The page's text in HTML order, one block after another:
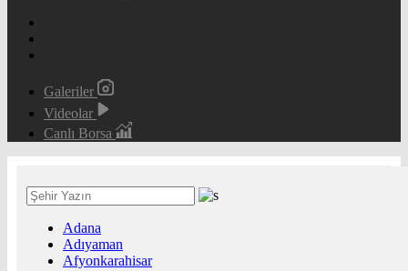
Galeriler
Videolar
Canlı Borsa
Adana
Adıyaman
Afyonkarahisar